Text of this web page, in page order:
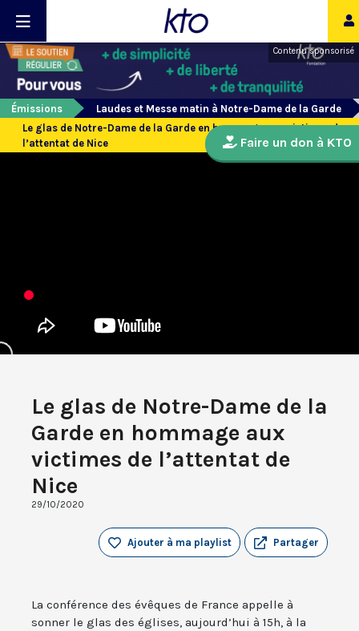
Contenu sponsorisé
Émissions
Laudes et Messe matin à Notre-Dame de la Garde
Le glas de Notre-Dame de la Garde en hommage aux victimes de
l’attentat de Nice
Le glas de Notre-Dame de la
Garde en hommage aux
victimes de l’attentat de
Nice
29/10/2020
Partager
Ajouter à ma playlist
La conférence des évêques de France appelle à
sonner le glas des églises, aujourd’hui à 15h, à la
Faire un don à KTO